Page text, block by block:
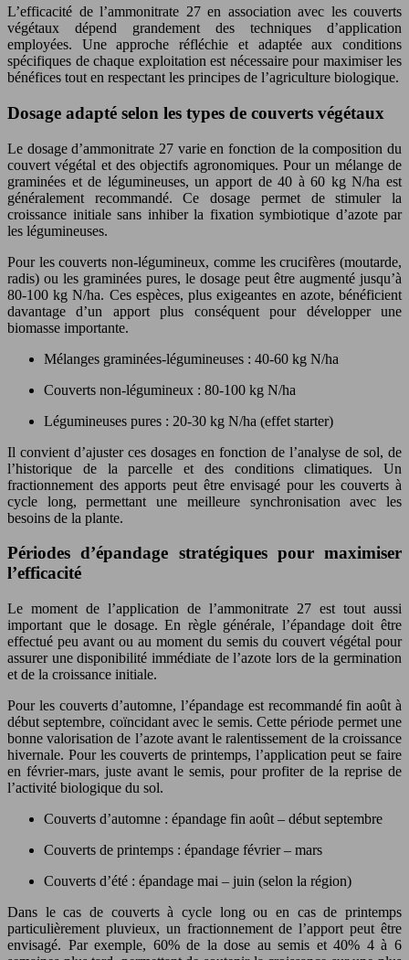
L’efficacité de l’ammonitrate 27 en association avec les couverts
végétaux dépend grandement des techniques d’application
employées. Une approche réfléchie et adaptée aux conditions
spécifiques de chaque exploitation est nécessaire pour maximiser les
bénéfices tout en respectant les principes de l’agriculture biologique.
Dosage adapté selon les types de couverts végétaux
Le dosage d’ammonitrate 27 varie en fonction de la composition du
couvert végétal et des objectifs agronomiques. Pour un mélange de
graminées et de légumineuses, un apport de 40 à 60 kg N/ha est
généralement recommandé. Ce dosage permet de stimuler la
croissance initiale sans inhiber la fixation symbiotique d’azote par
les légumineuses.
Pour les couverts non-légumineux, comme les crucifères (moutarde,
radis) ou les graminées pures, le dosage peut être augmenté jusqu’à
80-100 kg N/ha. Ces espèces, plus exigeantes en azote, bénéficient
davantage d’un apport plus conséquent pour développer une
biomasse importante.
Mélanges graminées-légumineuses : 40-60 kg N/ha
Couverts non-légumineux : 80-100 kg N/ha
Légumineuses pures : 20-30 kg N/ha (effet starter)
Il convient d’ajuster ces dosages en fonction de l’analyse de sol, de
l’historique de la parcelle et des conditions climatiques. Un
fractionnement des apports peut être envisagé pour les couverts à
cycle long, permettant une meilleure synchronisation avec les
besoins de la plante.
Périodes d’épandage stratégiques pour maximiser
l’efficacité
Le moment de l’application de l’ammonitrate 27 est tout aussi
important que le dosage. En règle générale, l’épandage doit être
effectué peu avant ou au moment du semis du couvert végétal pour
assurer une disponibilité immédiate de l’azote lors de la germination
et de la croissance initiale.
Pour les couverts d’automne, l’épandage est recommandé fin août à
début septembre, coïncidant avec le semis. Cette période permet une
bonne valorisation de l’azote avant le ralentissement de la croissance
hivernale. Pour les couverts de printemps, l’application peut se faire
en février-mars, juste avant le semis, pour profiter de la reprise de
l’activité biologique du sol.
Couverts d’automne : épandage fin août – début septembre
Couverts de printemps : épandage février – mars
Couverts d’été : épandage mai – juin (selon la région)
Dans le cas de couverts à cycle long ou en cas de printemps
particulièrement pluvieux, un fractionnement de l’apport peut être
envisagé. Par exemple, 60% de la dose au semis et 40% 4 à 6